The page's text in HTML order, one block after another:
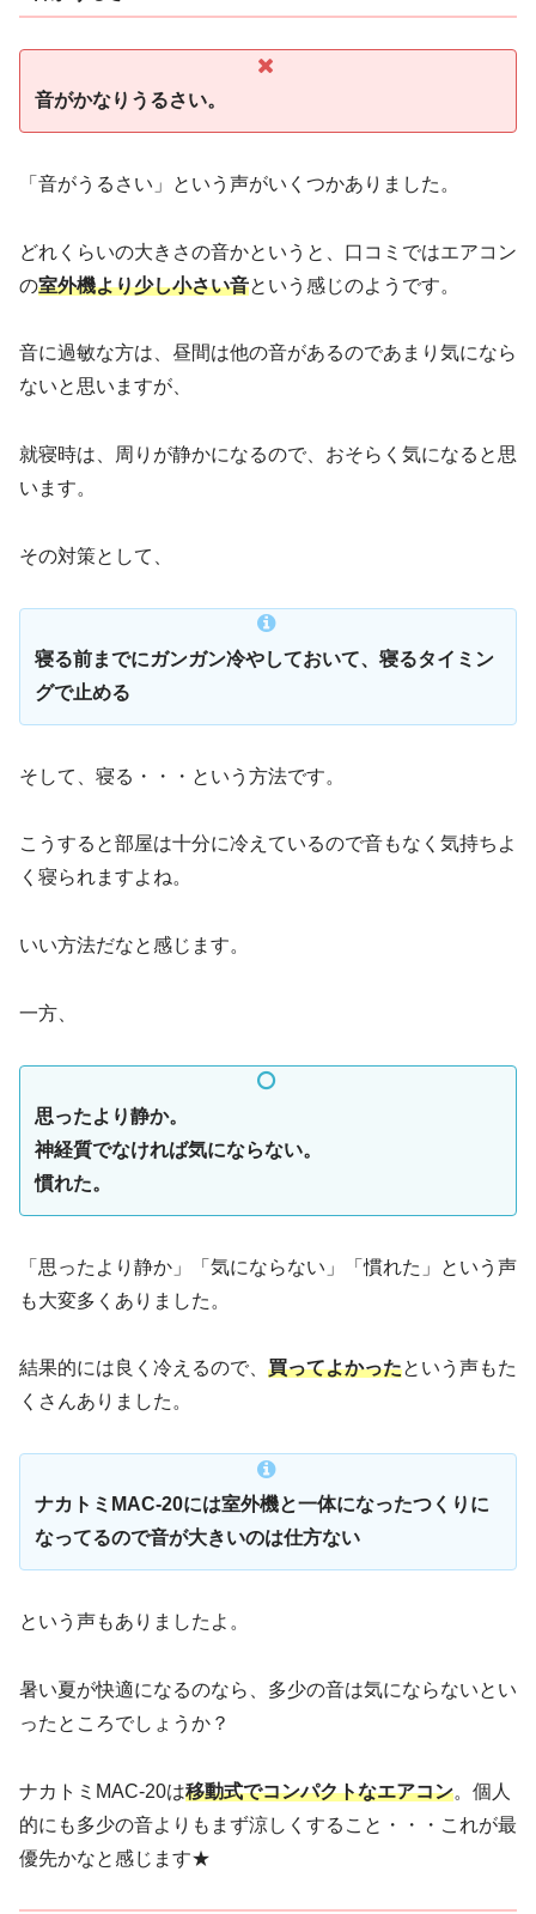
音がかなりうるさい。
「音がうるさい」という声がいくつかありました。
どれくらいの大きさの音かというと、口コミではエアコン
の室外機より少し小さい音という感じのようです。
音に過敏な方は、昼間は他の音があるのであまり気になら
ないと思いますが、
就寝時は、周りが静かになるので、おそらく気になると思
います。
その対策として、
寝る前までにガンガン冷やしておいて、寝るタイミン
グで止める
そして、寝る・・・という方法です。
こうすると部屋は十分に冷えているので音もなく気持ちよ
く寝られますよね。
いい方法だなと感じます。
一方、
思ったより静か。
神経質でなければ気にならない。
慣れた。
「思ったより静か」「気にならない」「慣れた」という声
も大変多くありました。
結果的には良く冷えるので、 買ってよかったという声もた
くさんありました。
ナカトミMAC-20には室外機と一体になったつくりに
なってるので音が大きいのは仕方ない
という声もありましたよ。
暑い夏が快適になるのなら、多少の音は気にならないとい
ったところでしょうか？
ナカトミMAC-20は移動式でコンパクトなエアコン。個人
的にも多少の音よりもまず涼しくすること・・・これが最
優先かなと感じます★